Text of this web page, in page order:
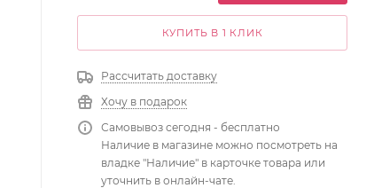
КУПИТЬ В 1 КЛИК
Рассчитать доставку
Хочу в подарок
Самовывоз сегодня - бесплатно
Наличие в магазине можно посмотреть на
владке "Наличие" в карточке товара или
уточнить в онлайн-чате.